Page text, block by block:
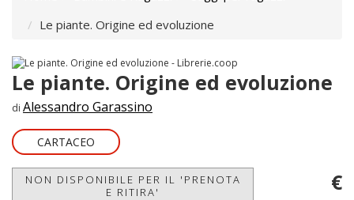
Le piante. Origine ed evoluzione
Le piante. Origine ed evoluzione
di Alessandro Garassino
CARTACEO
NON DISPONIBILE PER IL 'PRENOTA
E RITIRA'
€